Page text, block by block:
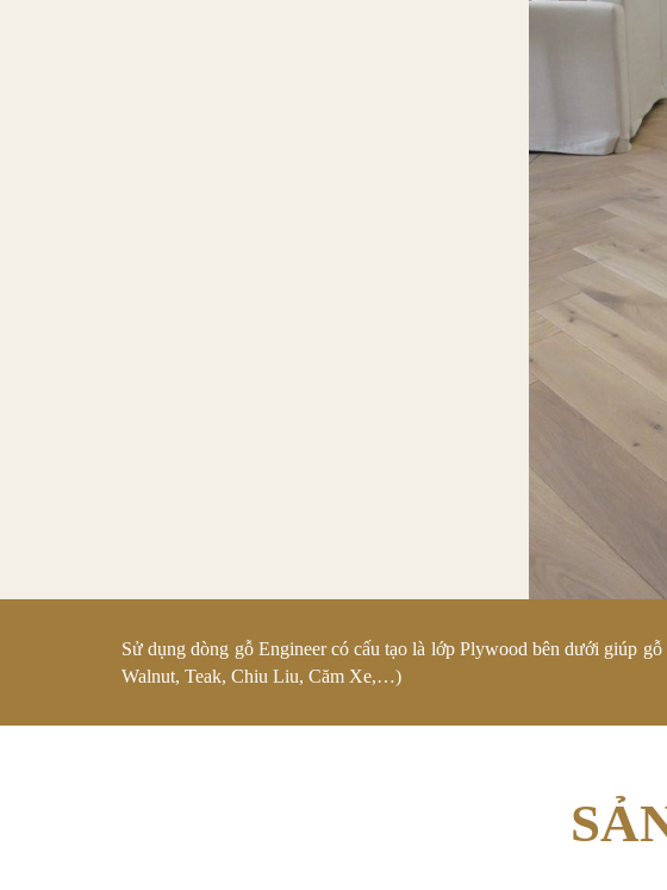
Sử dụng dòng gỗ Engineer có cấu tạo là lớp Plywood bên dưới giúp
Walnut, Teak, Chiu Liu, Căm Xe,…)